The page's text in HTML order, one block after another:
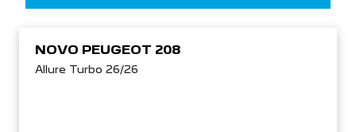
NOVO PEUGEOT 208
Allure Turbo 26/26